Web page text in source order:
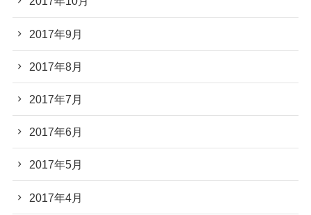
2017年9月
2017年8月
2017年7月
2017年6月
2017年5月
2017年4月